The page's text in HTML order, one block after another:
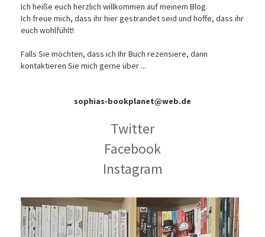
Ich heiße euch herzlich willkommen auf meinem Blog.
Ich freue mich, dass ihr hier gestrandet seid und hoffe, dass ihr
euch wohlfühlt!
Falls Sie möchten, dass ich Ihr Buch rezensiere, dann
kontaktieren Sie mich gerne über ...
sophias-bookplanet@web.de
Twitter
Facebook
Instagram